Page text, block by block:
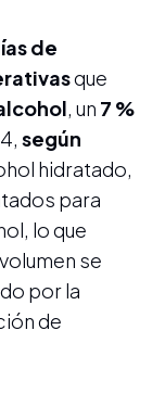
de
que
, un 7 %
según
hidratado,
para
lo que
se
por la
de